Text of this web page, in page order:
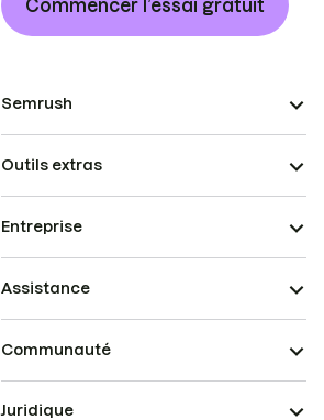
Commencer l’essai gratuit
Semrush
Outils extras
Entreprise
Assistance
Communauté
Juridique